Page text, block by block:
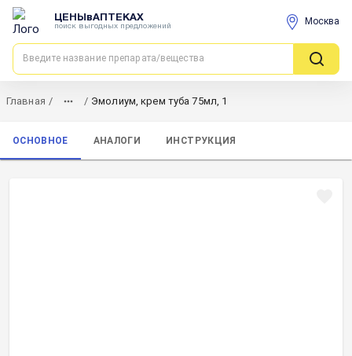
ЦЕНЫвАПТЕКАХ
поиск выгодных предложений Москва
Главная / / Эмолиум, крем туба 75мл, 1
ОСНОВНОЕ АНАЛОГИ ИНСТРУКЦИЯ